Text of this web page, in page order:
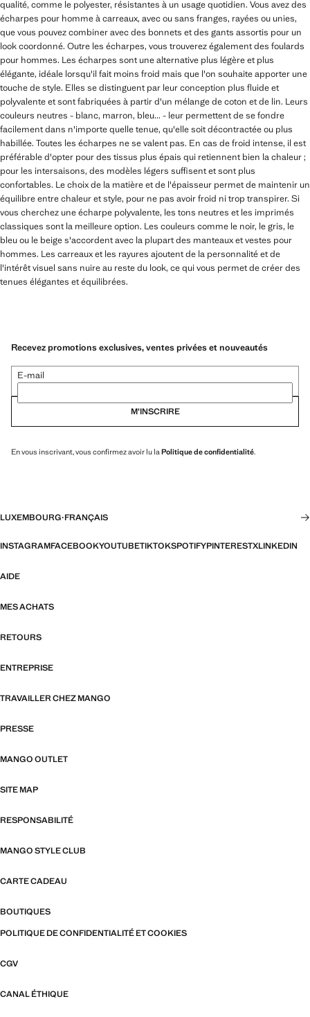
qualité, comme le polyester, résistantes à un usage quotidien. Vous avez des
écharpes pour homme à carreaux, avec ou sans franges, rayées ou unies,
que vous pouvez combiner avec des bonnets et des gants assortis pour un
look coordonné. Outre les écharpes, vous trouverez également des foulards
pour hommes. Les écharpes sont une alternative plus légère et plus
élégante, idéale lorsqu'il fait moins froid mais que l'on souhaite apporter une
touche de style. Elles se distinguent par leur conception plus fluide et
polyvalente et sont fabriquées à partir d'un mélange de coton et de lin. Leurs
couleurs neutres - blanc, marron, bleu... - leur permettent de se fondre
facilement dans n'importe quelle tenue, qu'elle soit décontractée ou plus
habillée. Toutes les écharpes ne se valent pas. En cas de froid intense, il est
préférable d'opter pour des tissus plus épais qui retiennent bien la chaleur ;
pour les intersaisons, des modèles légers suffisent et sont plus
confortables. Le choix de la matière et de l'épaisseur permet de maintenir un
équilibre entre chaleur et style, pour ne pas avoir froid ni trop transpirer. Si
vous cherchez une écharpe polyvalente, les tons neutres et les imprimés
classiques sont la meilleure option. Les couleurs comme le noir, le gris, le
bleu ou le beige s'accordent avec la plupart des manteaux et vestes pour
hommes. Les carreaux et les rayures ajoutent de la personnalité et de
l'intérêt visuel sans nuire au reste du look, ce qui vous permet de créer des
tenues élégantes et équilibrées.
Recevez promotions exclusives, ventes privées et nouveautés
E-mail
M’INSCRIRE
En vous inscrivant, vous confirmez avoir lu la Politique de confidentialité.
LUXEMBOURG·FRANÇAIS
INSTAGRAMFACEBOOKYOUTUBETIKTOKSPOTIFYPINTERESTXLINKEDIN
AIDE
MES ACHATS
RETOURS
ENTREPRISE
TRAVAILLER CHEZ MANGO
PRESSE
MANGO OUTLET
SITE MAP
RESPONSABILITÉ
MANGO STYLE CLUB
CARTE CADEAU
BOUTIQUES
POLITIQUE DE CONFIDENTIALITÉ ET COOKIES
CGV
CANAL ÉTHIQUE